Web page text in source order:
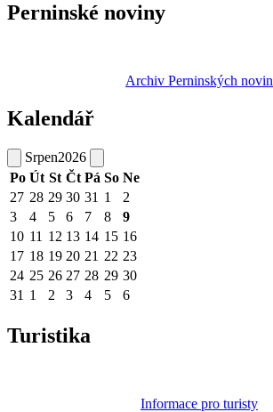
Perninské noviny
Archiv Perninských novin
Kalendář
Srpen2026
Po Út St Čt Pá So Ne
27 28 29 30 31 1
2
3
4 5 6 7 8
9
10 11 12 13 14 15 16
17 18 19 20 21 22 23
24 25 26 27 28 29 30
31 1 2 3 4 5 6
Turistika
Informace pro turisty